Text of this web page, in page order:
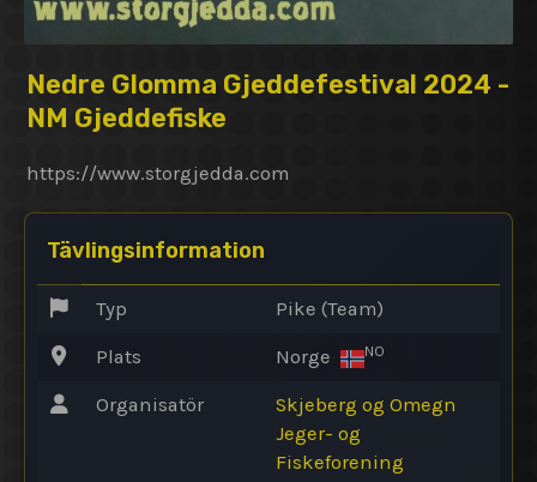
Nedre Glomma Gjeddefestival 2024 -
NM Gjeddefiske
https://www.storgjedda.com
Tävlingsinformation
Typ Pike (Team)
Plats Norge NO
Organisatör
Skjeberg og Omegn
Jeger- og
Fiskeforening